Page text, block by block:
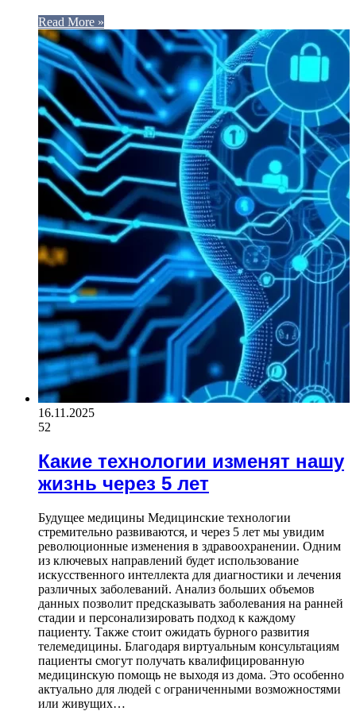
Read More »
16.11.2025
52
Какие технологии изменят нашу
жизнь через 5 лет
Будущее медицины Медицинские технологии
стремительно развиваются, и через 5 лет мы увидим
революционные изменения в здравоохранении. Одним
из ключевых направлений будет использование
искусственного интеллекта для диагностики и лечения
различных заболеваний. Анализ больших объемов
данных позволит предсказывать заболевания на ранней
стадии и персонализировать подход к каждому
пациенту. Также стоит ожидать бурного развития
телемедицины. Благодаря виртуальным консультациям
пациенты смогут получать квалифицированную
медицинскую помощь не выходя из дома. Это особенно
актуально для людей с ограниченными возможностями
или живущих…